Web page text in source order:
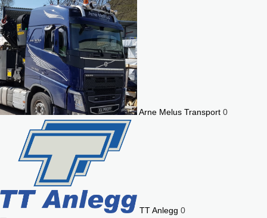
Arne Melus Transport 0
TT Anlegg 0